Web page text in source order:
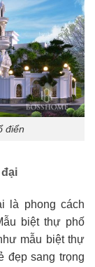
điển
là phong cách
biệt thự phố
mẫu biệt thự
đẹp sang trọng